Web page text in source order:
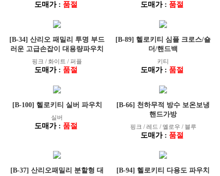
도매가 : 품절 도매가 : 품절
[B-34] 산리오 패밀리 투명 부드
러운 고급손잡이 대용량파우치
핑크 / 화이트 / 퍼플
도매가 : 품절
[B-89] 헬로키티 심플 크로스/숄
더/핸드백
키티
도매가 : 품절
[B-100] 헬로키티 실버 파우치
실버
도매가 : 품절
[B-66] 천하무적 방수 보온보냉
핸드가방
핑크 / 레드 / 옐로우 / 블루
도매가 : 품절
[B-37] 산리오패밀리 분할형 대 [B-94] 헬로키티 다용도 파우치